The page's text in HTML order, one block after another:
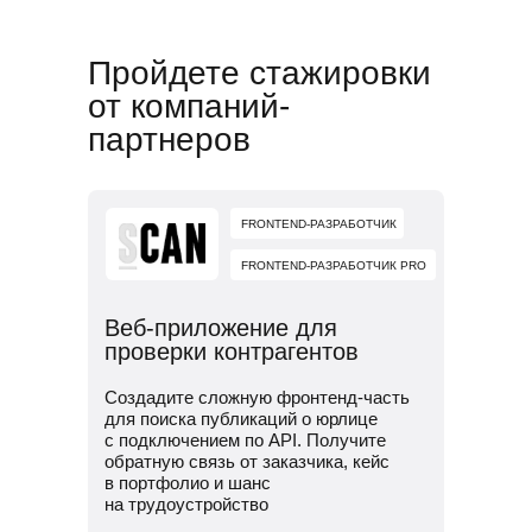
Потренируем проходить
собеседования
Научим искать работу за рубежом
Веб-приложение для
проверки контрагентов
Создадите сложную фронтенд-часть
для поиска публикаций о юрлице
с подключением по API. Получите
обратную связь от заказчика, кейс
в портфолио и шанс
на трудоустройство
FRONTEND-РАЗРАБОТЧИК
FRONTEND-РАЗРАБОТЧИК PRO
Пройдете стажировки
от компаний-
партнеров